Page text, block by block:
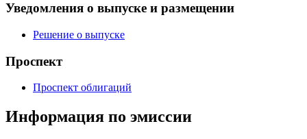
Уведомления о выпуске и размещении
Решение о выпуске
Проспект
Проспект облигаций
Информация по эмиссии